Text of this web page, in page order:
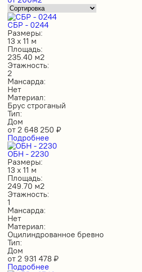
СБР - 0244
Размеры:
13 х 11 м
Площадь:
235.40 м2
Этажность:
2
Мансарда:
Нет
Материал:
Брус строганый
Тип:
Дом
от 2 648 250 ₽
Подробнее
ОБН - 2230
Размеры:
13 х 11 м
Площадь:
249.70 м2
Этажность:
1
Мансарда:
Нет
Материал:
Оцилиндрованное бревно
Тип:
Дом
от 2 931 478 ₽
Подробнее